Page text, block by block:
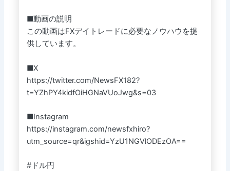
■動画の説明
この動画はFXデイトレードに必要なノウハウを提
供しています。
■X
https://twitter.com/NewsFX182?
t=YZhPY4kidfOiHGNaVUoJwg&s=03
■Instagram
https://instagram.com/newsfxhiro?
utm_source=qr&igshid=YzU1NGVlODEzOA==
#ドル円